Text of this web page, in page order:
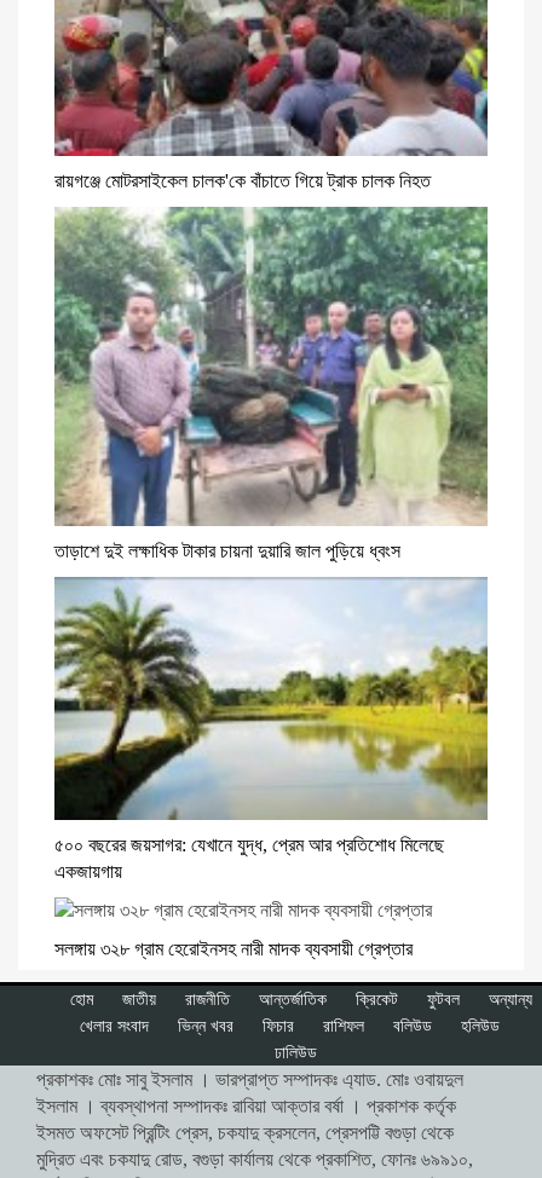
রায়গঞ্জে মোটরসাইকেল চালক'কে বাঁচাতে গিয়ে ট্রাক চালক নিহত
তাড়াশে দুই লক্ষাধিক টাকার চায়না দুয়ারি জাল পুড়িয়ে ধ্বংস
৫০০ বছরের জয়সাগর: যেখানে যুদ্ধ, প্রেম আর প্রতিশোধ মিলেছে
একজায়গায়
সলঙ্গায় ৩২৮ গ্রাম হেরোইনসহ নারী মাদক ব্যবসায়ী গ্রেপ্তার
হোম জাতীয় রাজনীতি আন্তর্জাতিক ক্রিকেট ফুটবল
অন্যান্য
খেলার সংবাদ
ভিন্ন খবর ফিচার রাশিফল বলিউড
হলিউড
ঢালিউড
প্রকাশকঃ মোঃ সাবু ইসলাম । ভারপ্রাপ্ত সম্পাদকঃ এ্যাড. মোঃ ওবায়দুল
ইসলাম । ব্যবস্থাপনা সম্পাদকঃ রাবিয়া আক্তার বর্ষা । প্রকাশক কর্তৃক
ইসমত অফসেট প্রিন্টিং প্রেস, চকযাদু ক্রসলেন, প্রেসপট্টি বগুড়া থেকে
মুদ্রিত এবং চকযাদু রোড, বগুড়া কার্যালয় থেকে প্রকাশিত, ফোনঃ ৬৯৯১০,